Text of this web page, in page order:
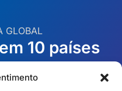
GLOBAL
10 países
Irlanda